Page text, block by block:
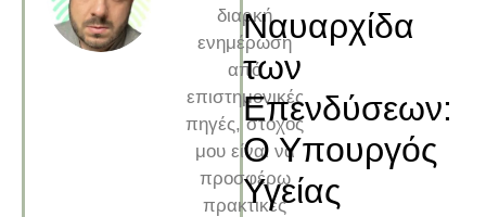
διαρκή
ενημέρωση
από
επιστημονικές
πηγές, στόχος
μου είναι να
προσφέρω
πρακτικές
Ναυαρχίδα
των
Επενδύσεων:
Ο Υπουργός
Υγείας